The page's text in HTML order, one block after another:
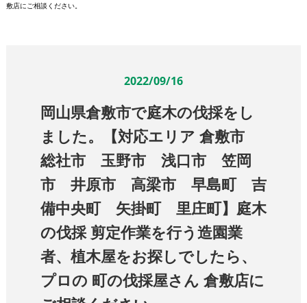
敷店にご相談ください。
2022/09/16
岡山県倉敷市で庭木の伐採をし
ました。【対応エリア 倉敷市
総社市 玉野市 浅口市 笠岡
市 井原市 高梁市 早島町 吉
備中央町 矢掛町 里庄町】庭木
の伐採 剪定作業を行う造園業
者、植木屋をお探しでしたら、
プロの 町の伐採屋さん 倉敷店に